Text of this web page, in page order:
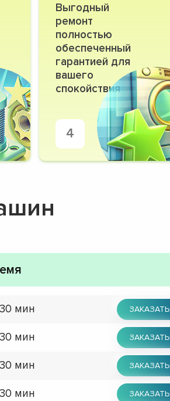
Выгодный
ремонт
полностью
обеспеченный
гарантией для
вашего
спокойствия
4
мин ЗАКАЗАТЬ
мин ЗАКАЗАТЬ
мин ЗАКАЗАТЬ
мин ЗАКАЗАТЬ